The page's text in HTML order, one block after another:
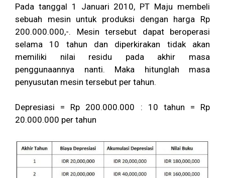
Pada tanggal 1 Januari 2010, PT Maju membeli
sebuah mesin untuk produksi dengan harga Rp
200.000.000,-. Mesin tersebut dapat beroperasi
selama 10 tahun dan diperkirakan tidak akan
memiliki nilai residu pada akhir masa
penggunaannya nanti. Maka hitunglah masa
penyusutan mesin tersebut per tahun.
Depresiasi = Rp 200.000.000 : 10 tahun = Rp
20.000.000 per tahun